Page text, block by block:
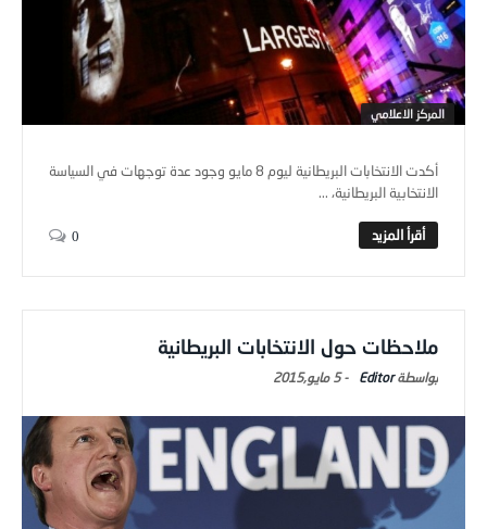
المركز الاعلامي
أكدت الانتخابات البريطانية ليوم 8 مايو وجود عدة توجهات في السياسة
الانتخابية البريطانية، ...
0
ملاحظات حول الانتخابات البريطانية
Editor
-5 مايو,2015